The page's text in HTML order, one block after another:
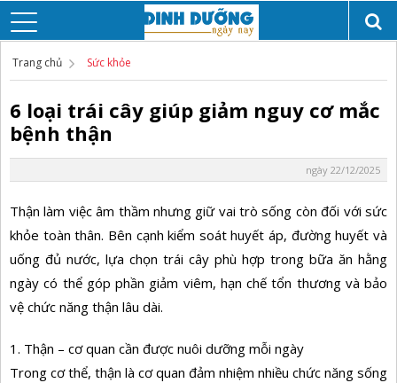
Trang chủ Sức khỏe
6 loại trái cây giúp giảm nguy cơ mắc
bệnh thận
ngày 22/12/2025
Thận làm việc âm thầm nhưng giữ vai trò sống còn đối với sức
khỏe toàn thân. Bên cạnh kiểm soát huyết áp, đường huyết và
uống đủ nước, lựa chọn trái cây phù hợp trong bữa ăn hằng
ngày có thể góp phần giảm viêm, hạn chế tổn thương và bảo
vệ chức năng thận lâu dài.
1. Thận – cơ quan cần được nuôi dưỡng mỗi ngày
Trong cơ thể, thận là cơ quan đảm nhiệm nhiều chức năng sống